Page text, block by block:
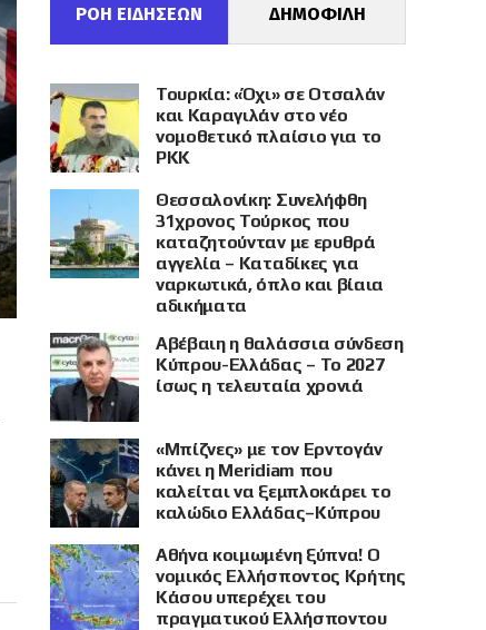
ΡΟΗ ΕΙΔΗΣΕΩΝ ΔΗΜΟΦΙΛΗ
Τουρκία: «Όχι» σε Οτσαλάν
και Καραγιλάν στο νέο
νομοθετικό πλαίσιο για το
PKK
Θεσσαλονίκη: Συνελήφθη
31χρονος Τούρκος που
καταζητούνταν με ερυθρά
αγγελία – Καταδίκες για
ναρκωτικά, όπλο και βίαια
αδικήματα
Αβέβαιη η θαλάσσια σύνδεση
Κύπρου-Ελλάδας – Το 2027
ίσως η τελευταία χρονιά
«Μπίζνες» με τον Ερντογάν
κάνει η Meridiam που
καλείται να ξεμπλοκάρει το
καλώδιο Ελλάδας–Κύπρου
Αθήνα κοιμωμένη ξύπνα! Ο
νομικός Ελλήσποντος Κρήτης
Κάσου υπερέχει του
πραγματικού Ελλήσποντου